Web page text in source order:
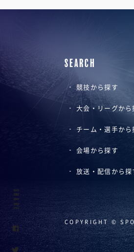
SEARCH
競技から探す
大会・リーグから
チーム・選手から
会場から探す
放送・配信から探
COPYRIGHT ©
SHARE